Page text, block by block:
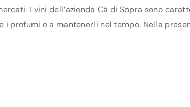
I vini dell’azienda Cà di Sopra sono
profumi e a mantenerli nel tempo. Nella